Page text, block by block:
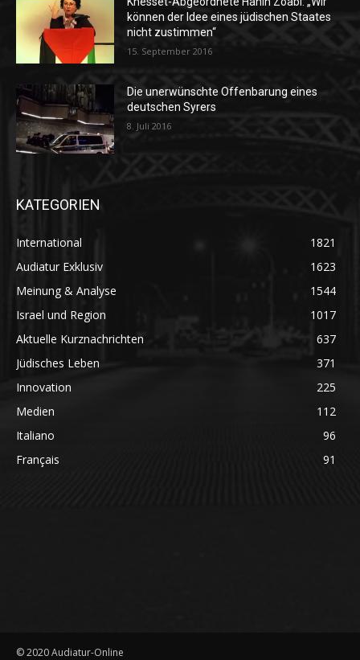
können der Idee eines jüdischen Staates
nicht zustimmen“
15. September 2016
Die unerwünschte Offenbarung eines
deutschen Syrers
8. Juli 2016
KATEGORIEN
International
1821
Audiatur Exklusiv
1623
Meinung & Analyse
1544
Israel und Region
1017
Aktuelle Kurznachrichten
637
Jüdisches Leben
371
Innovation
225
Medien
112
Italiano
96
Français
91
© 2020 Audiatur-Online